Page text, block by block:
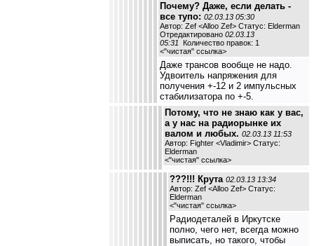
Почему? Даже, если делать -
все тупо: 02.03.13 05:30
Автор: Zef <Alloo Zef> Статус: Elderman
Отредактировано 02.03.13
05:31 Количество правок: 1
<"чистая" ссылка>
Даже трансов вообще не надо.
Удвоитель напряжения для
получения +-12 и 2 импульсных
стабилизатора по +-5.
Потому, что не знаю как у вас,
а у нас на радиорынке их
валом и любых. 02.03.13 11:53
Автор: Fighter <Vladimir> Статус:
Elderman
<"чистая" ссылка>
???!!! Крута 02.03.13 13:34
Автор: Zef <Alloo Zef> Статус:
Elderman
<"чистая" ссылка>
Радиодеталей в Иркутске
полно, чего нет, всегда можно
выписать, но такого, чтобы